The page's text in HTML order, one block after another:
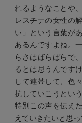
れるようなことや
レスチナの女性の
い」という言葉が
あるんですよね。
らさはばらばらで
るとは思うんです
して連帯して、色
抗していこうとい
特別この声を伝え
えていきたいと思っ